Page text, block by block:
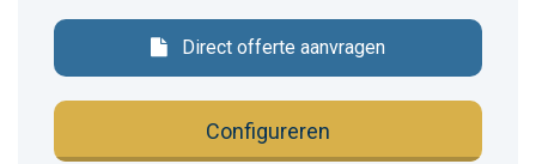
Direct offerte aanvragen
Configureren